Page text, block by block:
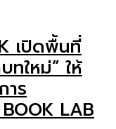
เปิดพื้นที่
ทใหม่” ให้
าร
BOOK LAB